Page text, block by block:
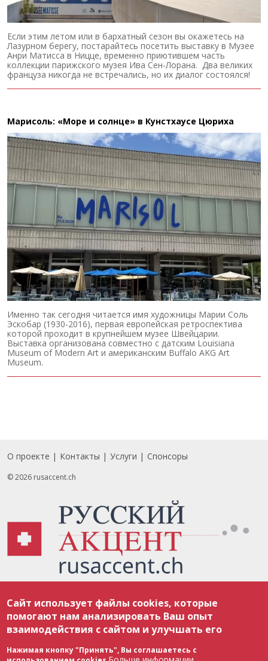
Если этим летом или в бархатный сезон вы окажетесь на
Лазурном берегу, постарайтесь посетить выставку в Музее
Анри Матисса в Ницце, временно приютившем часть
коллекции парижского музея Ива Сен-Лорана. Два великих
француза никогда не встречались, но их диалог состоялся!
Марисоль: «Море и солнце» в Кунстхаусе Цюриха
Именно так сегодня читается имя художницы Марии Соль
Эскобар (1930-2016), первая европейская ретроспектива
которой проходит в крупнейшем музее Швейцарии.
Выставка организована совместно с датским Louisiana
Museum of Modern Art и американским Buffalo AKG Art
Museum.
Footer
О проекте Контакты Услуги Спонсоры
© 2026 rusaccent.ch
соответствии с законодательством Швейцарии об авторском праве и
международными соглашениями. Полное или частичное использование
материалов возможно только с разрешения редакции. В случае полного
или частичного воспроизведения материалов сайта rusaccent.ch,
ОБЯЗАТЕЛЬНА АКТИВНАЯ ГИПЕРССЫЛКА на конкретный заимствованный
текст. Фотоизображения, размещенные редакцией rusaccent.ch, являются
ее исключительной собственностью. Полное или частичное
Сайт использует файлы cookies, которые
помогают нам анализировать Ваш опыт
взаимодействия с сайтом и улучшать его
Нажимая кнопку "Принять", Вы соглашаетесь с